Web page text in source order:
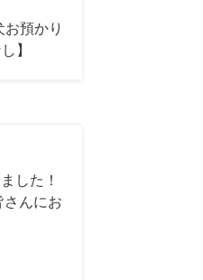
預かり
】
した！
さんにお